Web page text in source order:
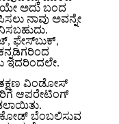
ಅದು ಬಂದ
ನಾವು ಅವನ್ನೇ
ಫೇಸ್‌ಬುಕ್,
ಇದರಿಂದಲೇ.
ತಕ್ಷಣ ವಿಂಡೋಸ್
ಆಪರೇಟಿಂಗ್
ಬೆಂಬಲಿಸುವ